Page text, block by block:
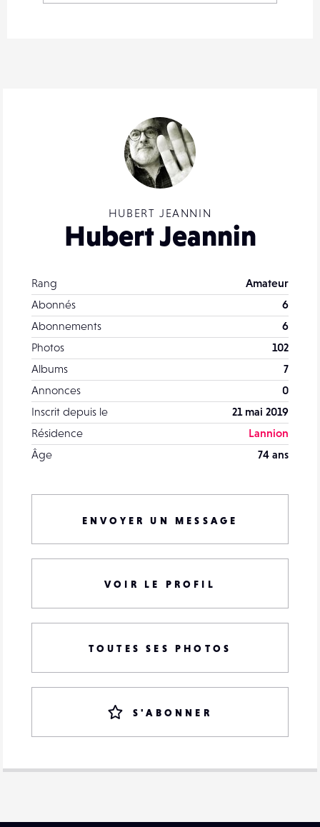
HUBERT JEANNIN
Hubert Jeannin
Rang
Amateur
Abonnés
6
Abonnements
6
Photos
102
Albums
7
Annonces
0
Inscrit depuis le
21 mai 2019
Résidence
Lannion
Âge
74 ans
ENVOYER UN MESSAGE
VOIR LE PROFIL
TOUTES SES PHOTOS
S'ABONNER